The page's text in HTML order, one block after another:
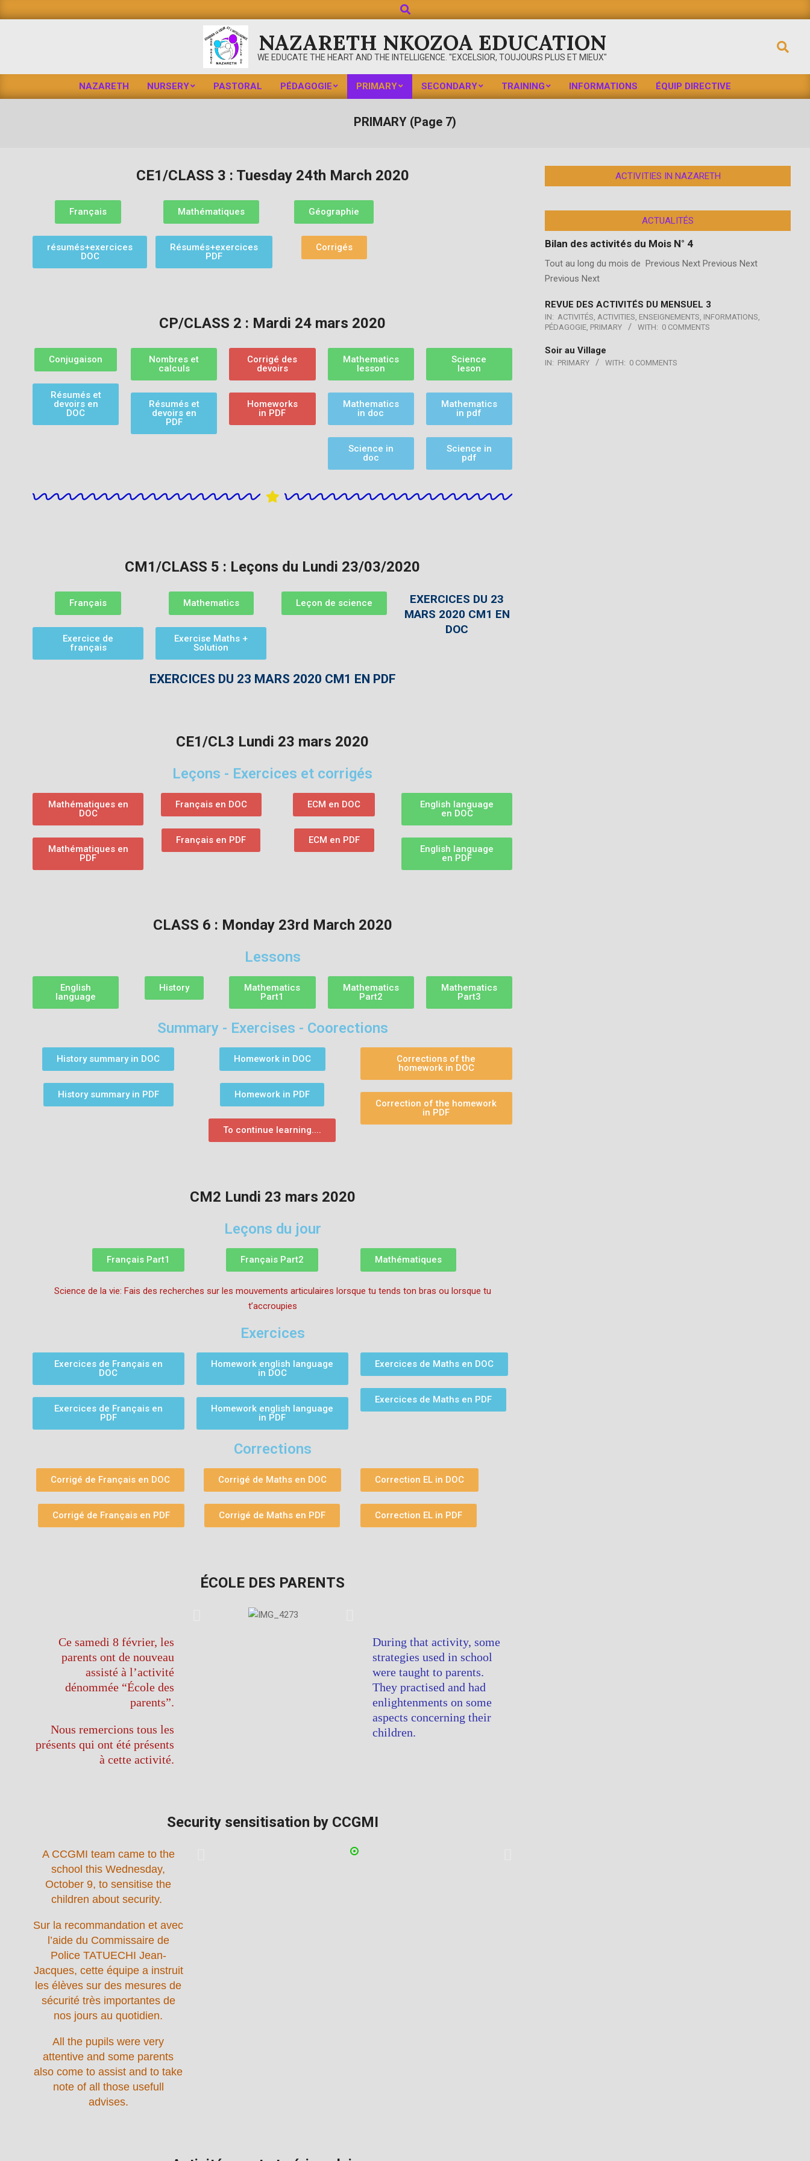
NAZARETH NKOZOA EDUCATION
WE EDUCATE THE HEART AND THE INTELLIGENCE. "EXCELSIOR, TOUJOURS PLUS ET MIEUX"
NAZARETH NURSERY PASTORAL PÉDAGOGIE PRIMARY SECONDARY TRAINING INFORMATIONS ÉQUIP DIRECTIVE
PRIMARY (Page 7)
CE1/CLASS 3 : Tuesday 24th March 2020
Français
résumés+exercices
DOC
Mathématiques
Résumés+exercices
PDF
Géographie
Corrigés
CP/CLASS 2 : Mardi 24 mars 2020
Conjugaison
Résumés et
devoirs en
DOC
Nombres et
calculs
Résumés et
devoirs en
PDF
Corrigé des
devoirs
Homeworks
in PDF
Mathematics
lesson
Mathematics
in doc
Science in
doc
Science
leson
Mathematics
in pdf
Science in
pdf
CM1/CLASS 5 : Leçons du Lundi 23/03/2020
Français
Exercice de
français
Mathematics
Exercise Maths +
Solution
Leçon de science
EXERCICES DU 23
MARS 2020 CM1 EN
DOC
EXERCICES DU 23 MARS 2020 CM1 EN PDF
CE1/CL3 Lundi 23 mars 2020
Leçons - Exercices et corrigés
Mathématiques en
DOC
Mathématiques en
PDF
Français en DOC
Français en PDF
ECM en DOC
ECM en PDF
English language
en DOC
English language
en PDF
CLASS 6 : Monday 23rd March 2020
Lessons
English
language
History
Mathematics
Part1
Mathematics
Part2
Mathematics
Part3
Summary - Exercises - Coorections
History summary in DOC
History summary in PDF
Homework in DOC
Homework in PDF
To continue learning....
Corrections of the
homework in DOC
Correction of the homework
in PDF
CM2 Lundi 23 mars 2020
Leçons du jour
Français Part1 Français Part2 Mathématiques
Science de la vie: Fais des recherches sur les mouvements articulaires lorsque tu tends ton bras ou lorsque tu
t’accroupies
Exercices
Exercices de Français en
DOC
Exercices de Français en
PDF
Homework english language
in DOC
Homework english language
in PDF
Exercices de Maths en DOC
Exercices de Maths en PDF
Corrections
Corrigé de Français en DOC
Corrigé de Français en PDF
Corrigé de Maths en DOC
Corrigé de Maths en PDF
Correction EL in DOC
Correction EL in PDF
ÉCOLE DES PARENTS
Ce samedi 8 février, les
parents ont de nouveau
assisté à l’activité
dénommée “École des
parents”.
Nous remercions tous les
présents qui ont été présents
à cette activité.
During that activity, some
strategies used in school
were taught to parents.
They practised and had
enlightenments on some
aspects concerning their
children.
Security sensitisation by CCGMI
A CCGMI team came to the
school this Wednesday,
October 9, to sensitise the
children about security.
Sur la recommandation et avec
l’aide du Commissaire de
Police TATUECHI Jean-
Jacques, cette équipe a instruit
les élèves sur des mesures de
sécurité très importantes de
nos jours au quotidien.
All the pupils were very
attentive and some parents
also come to assist and to take
note of all those usefull
advises.
ACTIVITIES IN NAZARETH
club menuiserie
ACTUALITÉS
Bilan des activités du Mois N° 4
Tout au long du mois de Previous Next Previous Next
Previous Next
REVUE DES ACTIVITÉS DU MENSUEL 3
IN: ACTIVITÉS, ACTIVITIES, ENSEIGNEMENTS, INFORMATIONS,
PÉDAGOGIE, PRIMARY WITH: 0 COMMENTS
Soir au Village
IN: PRIMARY WITH: 0 COMMENTS